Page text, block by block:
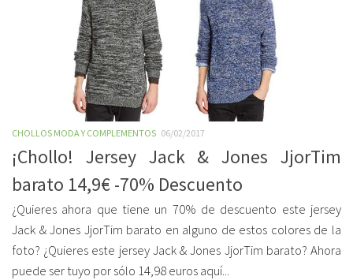
CHOLLOS MODA Y COMPLEMENTOS 06/02/2017
¡Chollo! Jersey Jack & Jones JjorTim
barato 14,9€ -70% Descuento
¿Quieres ahora que tiene un 70% de descuento este jersey
Jack & Jones JjorTim barato en alguno de estos colores de la
foto? ¿Quieres este jersey Jack & Jones JjorTim barato? Ahora
puede ser tuyo por sólo 14,98 euros aquí...